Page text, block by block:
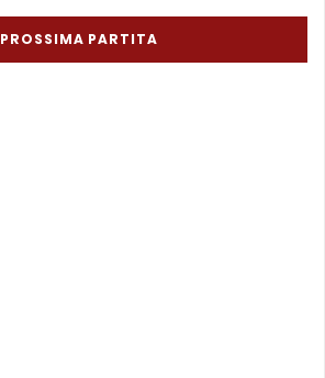
PROSSIMA PARTITA